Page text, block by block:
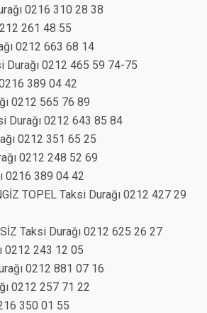
0216 310 28 38
261 48 55
0212 663 68 14
Durağı 0212 465 59 74-75
389 04 42
0212 565 76 89
Durağı 0212 643 85 84
0212 351 65 25
0212 248 52 69
0216 389 04 42
TOPEL Taksi Durağı 0212 427 29
Taksi Durağı 0212 625 26 27
0212 243 12 05
0212 881 07 16
0212 257 71 22
350 01 55